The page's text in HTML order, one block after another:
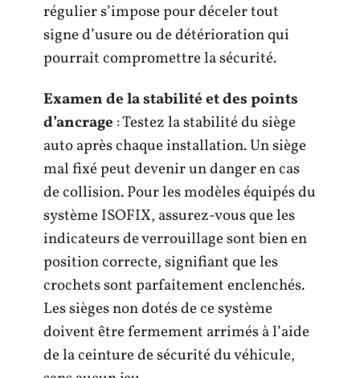
régulier s’impose pour déceler tout
signe d’usure ou de détérioration qui
pourrait compromettre la sécurité.
Examen de la stabilité et des points
d’ancrage : Testez la stabilité du siège
auto après chaque installation. Un siège
mal fixé peut devenir un danger en cas
de collision. Pour les modèles équipés du
système ISOFIX, assurez-vous que les
indicateurs de verrouillage sont bien en
position correcte, signifiant que les
crochets sont parfaitement enclenchés.
Les sièges non dotés de ce système
doivent être fermement arrimés à l’aide
de la ceinture de sécurité du véhicule,